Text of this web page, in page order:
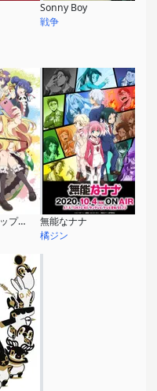
Sonny Boy
戦争
邪神ちゃんドロップキック’
無能なナナ
橘ジン